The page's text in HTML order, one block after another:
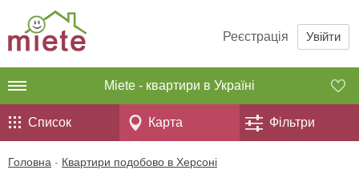
Реєстрація Увійти
Miete - квартири в Україні
Список Карта Фільтри
Головна - Квартири подобово в Херсоні